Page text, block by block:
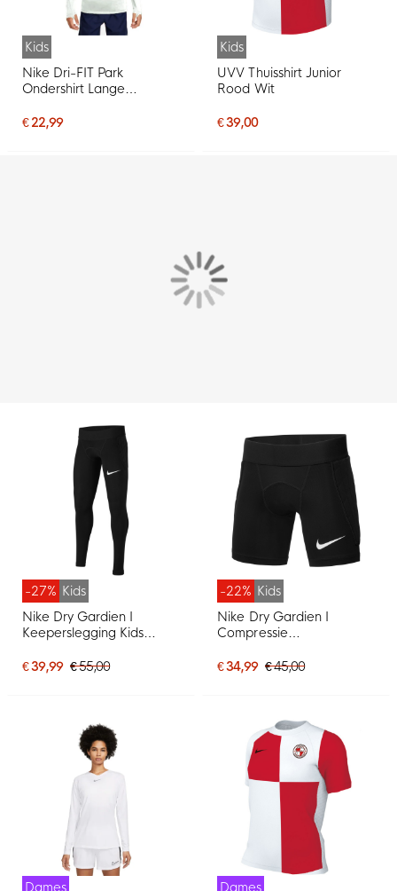
Kids
Nike Dri-FIT Park
Ondershirt Lange
€ 22,99
Kids
UVV Thuisshirt Junior
Rood Wit
€ 39,00
-27% Kids
Nike Dry Gardien I
Keeperslegging Kids
€ 39,99 € 55,00
-22% Kids
Nike Dry Gardien I
Compressie
Zwart
€ 34,99 € 45,00
Dames Dames